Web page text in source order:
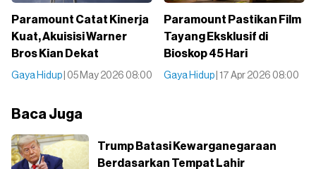
Paramount Catat Kinerja
Kuat, Akuisisi Warner
Bros Kian Dekat
Gaya Hidup | 05 May 2026 08:00
Paramount Pastikan Film
Tayang Eksklusif di
Bioskop 45 Hari
Gaya Hidup | 17 Apr 2026 08:00
Baca Juga
Trump Batasi Kewarganegaraan
Berdasarkan Tempat Lahir